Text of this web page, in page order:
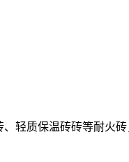
轻质保温砖砖等耐火